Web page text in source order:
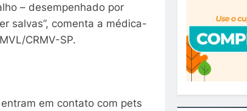
– desempenhado por
salvas”, comenta a médica-
CRMV-SP.
em contato com pets